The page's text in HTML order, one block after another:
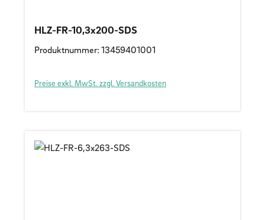
HLZ-FR-10,3x200-SDS
Produktnummer: 13459401001
Preise exkl. MwSt. zzgl. Versandkosten